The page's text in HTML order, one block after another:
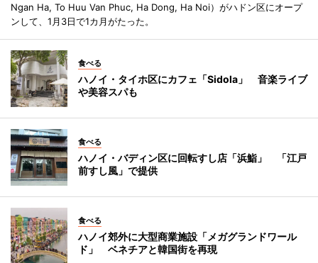
Ngan Ha, To Huu Van Phuc, Ha Dong, Ha Noi）がハドン区にオープ
ンして、1月3日で1カ月がたった。
食べる
ハノイ・タイホ区にカフェ「Sidola」 音楽ライブ
や美容スパも
食べる
ハノイ・バディン区に回転すし店「浜鮨」 「江戸
前すし風」で提供
食べる
ハノイ郊外に大型商業施設「メガグランドワール
ド」 ベネチアと韓国街を再現